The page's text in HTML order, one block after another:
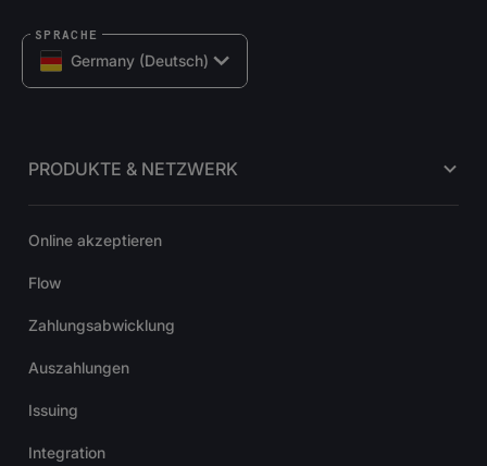
Germany (Deutsch)
SPRACHE
PRODUKTE & NETZWERK
Online akzeptieren
Flow
Zahlungsabwicklung
Auszahlungen
Issuing
Integration